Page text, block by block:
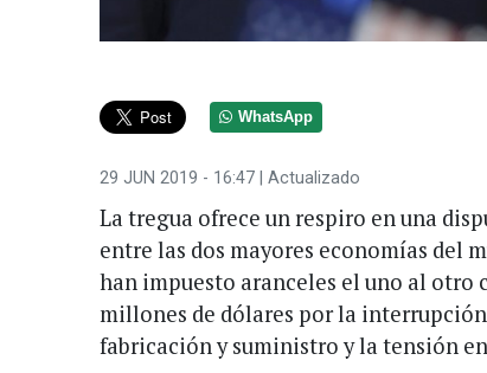
WhatsApp
29 JUN 2019 - 16:47 | Actualizado
La tregua ofrece un respiro en una
entre las dos mayores economías del
han impuesto aranceles el uno al otro
millones de dólares por la
fabricación y suministro y la tensión